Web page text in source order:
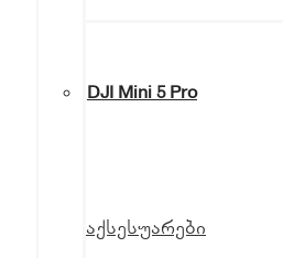
DJI Mini 5 Pro
აქსესუარები